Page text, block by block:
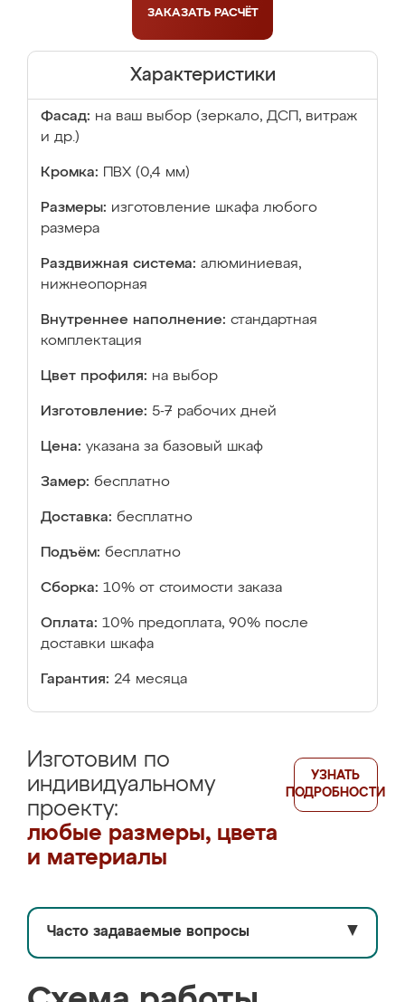
ЗАКАЗАТЬ РАСЧЁТ
Характеристики
Фасад: на ваш выбор (зеркало, ДСП, витраж
и др.)
Кромка: ПВХ (0,4 мм)
Размеры: изготовление шкафа любого
размера
Раздвижная система: алюминиевая,
нижнеопорная
Внутреннее наполнение: стандартная
комплектация
Цвет профиля: на выбор
Изготовление: 5-7 рабочих дней
Цена: указана за базовый шкаф
Замер: бесплатно
Доставка: бесплатно
Подъём: бесплатно
Сборка: 10% от стоимости заказа
Оплата: 10% предоплата, 90% после
доставки шкафа
Гарантия: 24 месяца
Изготовим по
индивидуальному
проекту:
любые размеры, цвета
и материалы
УЗНАТЬ
ПОДРОБНОСТИ
Часто задаваемые вопросы ▼